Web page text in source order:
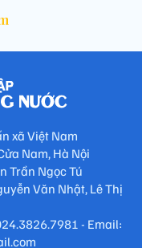
xã Việt Nam
Nam, Hà Nội
Trần Ngọc Tú
Văn Nhật, Lê Thị
- Email: